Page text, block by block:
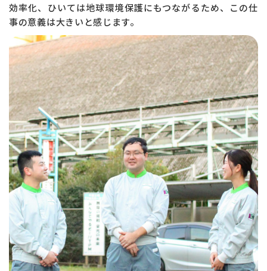
効率化、ひいては地球環境保護にもつながるため、この仕
事の意義は大きいと感じます。